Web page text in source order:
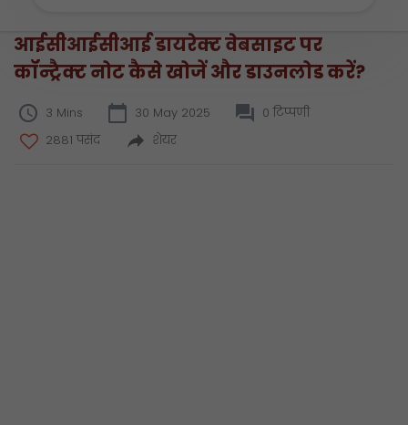
आईसीआईसीआई डायरेक्ट वेबसाइट पर
कॉन्ट्रैक्ट नोट कैसे खोजें और डाउनलोड करें?
3 Mins 30 May 2025
0 टिप्पणी
2881 पसंद
शेयर